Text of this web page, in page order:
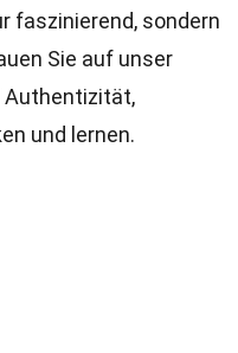
faszinierend, sondern
Sie auf unser
Authentizität,
und lernen.